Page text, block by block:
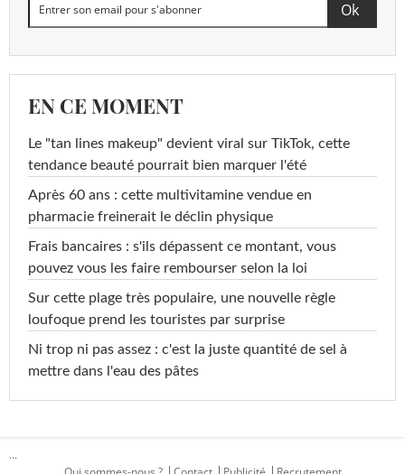
EN CE MOMENT
Le "tan lines makeup" devient viral sur TikTok, cette
tendance beauté pourrait bien marquer l'été
Après 60 ans : cette multivitamine vendue en
pharmacie freinerait le déclin physique
Frais bancaires : s'ils dépassent ce montant, vous
pouvez vous les faire rembourser selon la loi
Sur cette plage très populaire, une nouvelle règle
loufoque prend les touristes par surprise
Ni trop ni pas assez : c'est la juste quantité de sel à
mettre dans l'eau des pâtes
...